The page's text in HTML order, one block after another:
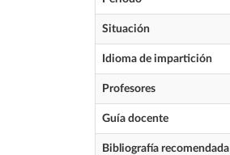
Situación
Idioma de impartición
Profesores
Guía docente
Bibliografía recomendada